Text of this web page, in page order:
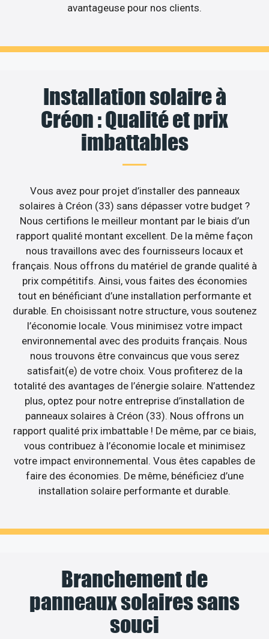
avantageuse pour nos clients.
Installation solaire à
Créon : Qualité et prix
imbattables
Vous avez pour projet d’installer des panneaux
solaires à Créon (33) sans dépasser votre budget ?
Nous certifions le meilleur montant par le biais d’un
rapport qualité montant excellent. De la même façon
nous travaillons avec des fournisseurs locaux et
français. Nous offrons du matériel de grande qualité à
prix compétitifs. Ainsi, vous faites des économies
tout en bénéficiant d’une installation performante et
durable. En choisissant notre structure, vous soutenez
l’économie locale. Vous minimisez votre impact
environnemental avec des produits français. Nous
nous trouvons être convaincus que vous serez
satisfait(e) de votre choix. Vous profiterez de la
totalité des avantages de l’énergie solaire. N’attendez
plus, optez pour notre entreprise d’installation de
panneaux solaires à Créon (33). Nous offrons un
rapport qualité prix imbattable ! De même, par ce biais,
vous contribuez à l’économie locale et minimisez
votre impact environnemental. Vous êtes capables de
faire des économies. De même, bénéficiez d’une
installation solaire performante et durable.
Branchement de
panneaux solaires sans
souci